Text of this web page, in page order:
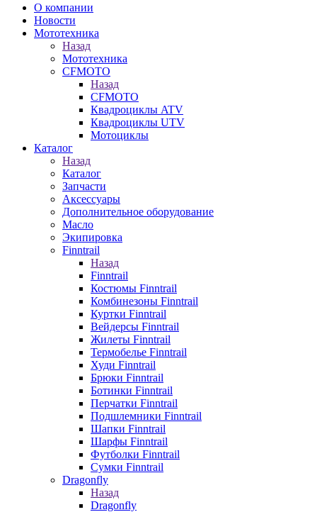
О компании
Новости
Мототехника
Назад
Мототехника
CFMOTO
Назад
CFMOTO
Квадроциклы ATV
Квадроциклы UTV
Мотоциклы
Каталог
Назад
Каталог
Запчасти
Аксессуары
Дополнительное оборудование
Масло
Экипировка
Finntrail
Назад
Finntrail
Костюмы Finntrail
Комбинезоны Finntrail
Куртки Finntrail
Вейдерсы Finntrail
Жилеты Finntrail
Термобелье Finntrail
Худи Finntrail
Брюки Finntrail
Ботинки Finntrail
Перчатки Finntrail
Подшлемники Finntrail
Шапки Finntrail
Шарфы Finntrail
Футболки Finntrail
Сумки Finntrail
Dragonfly
Назад
Dragonfly